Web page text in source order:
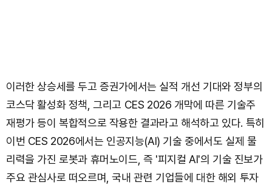
이러한 상승세를 두고 증권가에서는 실적 개선 기대와 정부의
코스닥 활성화 정책, 그리고 CES 2026 개막에 따른 기술주
재평가 등이 복합적으로 작용한 결과라고 해석하고 있다. 특히
이번 CES 2026에서는 인공지능(AI) 기술 중에서도 실제 물
리력을 가진 로봇과 휴머노이드, 즉 '피지컬 AI'의 기술 진보가
주요 관심사로 떠오르며, 국내 관련 기업들에 대한 해외 투자